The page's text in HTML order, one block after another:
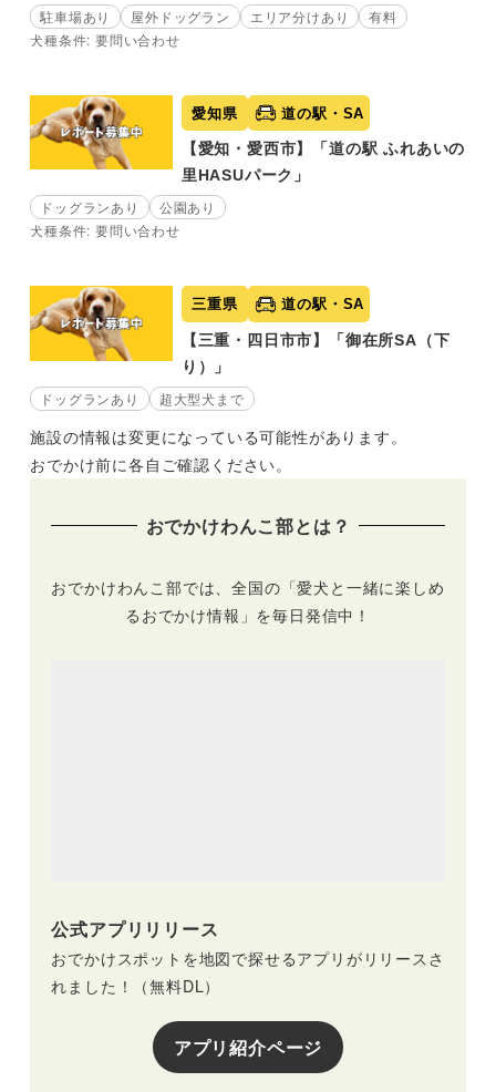
駐車場あり 屋外ドッグラン エリア分けあり
有料
犬種条件: 要問い合わせ
愛知県 道の駅・SA
【愛知・愛西市】「道の駅 ふれあいの
里HASUパーク」
ドッグランあり
公園あり
犬種条件: 要問い合わせ
三重県 道の駅・SA
【三重・四日市市】「御在所SA（下
り）」
ドッグランあり 超大型犬まで
施設の情報は変更になっている可能性があります。
おでかけ前に各自ご確認ください。
おでかけわんこ部とは？
おでかけわんこ部では、全国の「愛犬と一緒に楽しめ
るおでかけ情報」を毎日発信中！
公式アプリリリース
おでかけスポットを地図で探せるアプリがリリースさ
れました！（無料DL）
アプリ紹介ページ